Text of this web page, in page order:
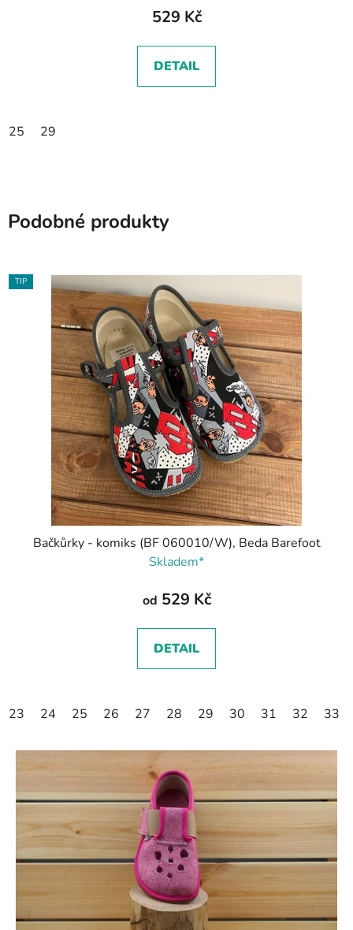
529 Kč
DETAIL
25 29
Podobné produkty
TIP
Bačkůrky - komiks (BF 060010/W), Beda Barefoot
Skladem*
od 529 Kč
DETAIL
23 24 25 26 27 28 29 30 31 32 33